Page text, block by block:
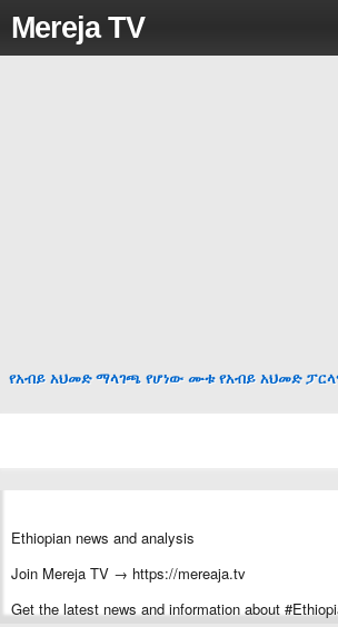
Mereja TV
የአብይ አህመድ ማላገጫ የሆነው ሙቱ የአብይ አህመድ
Ethiopian news and analysis
Join Mereja TV → https://mereaja.tv
Get the latest news and information about